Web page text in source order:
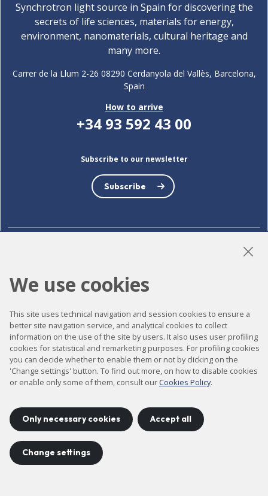
Synchrotron light source in Spain for discovering the
secrets of life sciences, materials for energy,
environment, nanomaterials, cultural heritage and
many more.
Carrer de la Llum 2-26 08290 Cerdanyola del Vallès, Barcelona,
Spain
How to arrive
+34 93 592 43 00
Subscribe to our newsletter
Subscribe
Accessibility
Contact
Legal notice
Privacy policy
Site map
©2026CELLS
We use cookies
This site uses technical navigation and session cookies to ensure a
better site navigation service, and analytical cookies to collect
information on the use of the site by users. It also uses user profiling
cookies for statistical and remarketing purposes. For profiling cookies
you can decide whether to enable them or not by clicking on the
'Change settings' button. To find out more, on how to disable cookies
or enable only some of them, consult our Cookies Policy.
Only necessary cookies Accept all
Change settings